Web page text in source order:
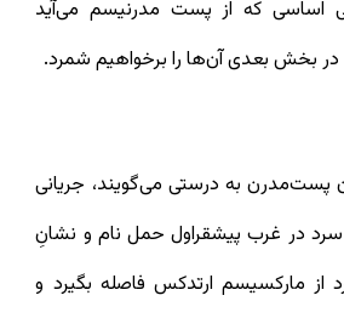
اساسی که از پست مدرنیسم می‌آید
در بخش بعدی آن‌ها را برخواهیم شمرد.
پست‌مدرن به درستی می‌گویند، جریانی
در غرب پیشقراول حمل نام و نشانِ
مارکسیسم ارتدکس فاصله بگیرد و